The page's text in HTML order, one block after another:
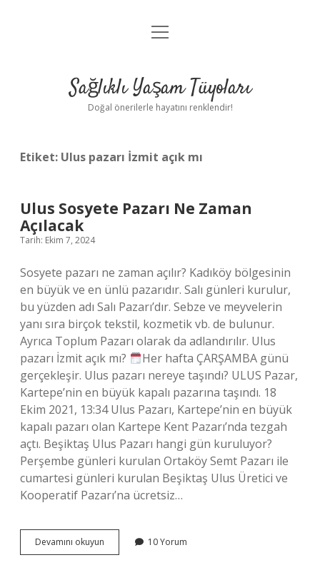
Anasayfa
Yasal Uyarı
menüyü
Sağlıklı Yaşam Tüyoları
Doğal önerilerle hayatını renklendir!
Etiket: Ulus pazarı İzmit açık mı
Ulus Sosyete Pazarı Ne Zaman
Açılacak
Tarih: Ekim 7, 2024
Sosyete pazarı ne zaman açılır? Kadıköy bölgesinin
en büyük ve en ünlü pazarıdır. Salı günleri kurulur,
bu yüzden adı Salı Pazarı’dır. Sebze ve meyvelerin
yanı sıra birçok tekstil, kozmetik vb. de bulunur.
Ayrıca Toplum Pazarı olarak da adlandırılır. Ulus
pazarı İzmit açık mı?
Her hafta ÇARŞAMBA günü
gerçekleşir. Ulus pazarı nereye taşındı? ULUS Pazar,
Kartepe’nin en büyük kapalı pazarına taşındı. 18
Ekim 2021, 13:34 Ulus Pazarı, Kartepe’nin en büyük
kapalı pazarı olan Kartepe Kent Pazarı’nda tezgah
açtı. Beşiktaş Ulus Pazarı hangi gün kuruluyor?
Perşembe günleri kurulan Ortaköy Semt Pazarı ile
cumartesi günleri kurulan Beşiktaş Ulus Üretici ve
Kooperatif Pazarı’na ücretsiz…
Devamını okuyun
Sosyete
10 Yorum